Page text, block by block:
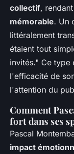
collectif,
mémorable. Un
littéralement
étaient tout
invités." Ce type
l'efficacité de
l'attention du
Comment
fort dans ses
Pascal
impact